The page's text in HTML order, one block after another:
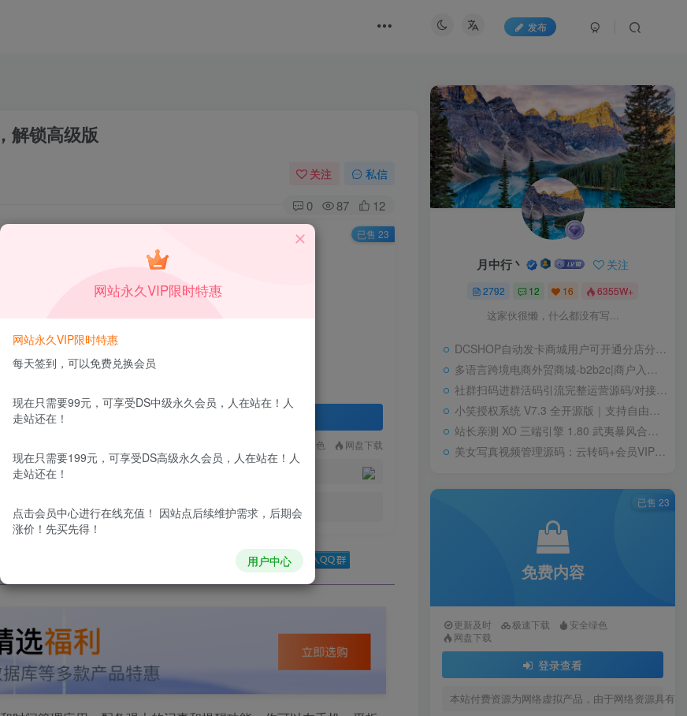
发布
解锁高级版
关注 私信
0 87 12
单 v7.0.0.1 轻便高效的任务管理软件，解锁高级版
为免费资源，请登录后查看
限时特惠
￥ 99
安全绿色 网盘下载
售不予退款，购买如有疑问请及时联系站长QQ：
。如有侵权、不妥之处，请第一时间联系我们删除！
已售 23
有侵权、不妥之处，请第一时间联系我们删除！ Q群：
月中行丶 关注
2792 12 16 6355W+
这家伙很懒，什么都没有写...
DCSHOP自动发卡商城用户可开通分店分销，支持实物发货，自带博客功能
多语言跨境电商外贸商城-b2b2c|商户入驻|随机物流|信用分|平台代发
社群扫码进群活码引流完整运营源码/对接免签约支付接口/推广正常绑定下级
小笑授权系统 V7.3 全开源版｜支持自由二次开发
站长亲测 XO 三端引擎 1.80 武夷暴风合击复古传奇手游服务端 魔神领域盘古圣地降魔天堂
美女写真视频管理源码：云转码+会员VIP系统，一键采集+代理系统全支持
免费内容
更新及时 极速下载
安全绿色
网盘下载
登录查看
本站付费资源为网络虚拟产品，由于网络资源具有
已售 23
网站永久VIP限时特惠
网站永久VIP限时特惠
每天签到，可以免费兑换会员
现在只需要99元，可享受DS中级永久会员，人在站在！人
走站还在！
现在只需要199元，可享受DS高级永久会员，人在站在！人
走站还在！
点击会员中心进行在线充值！ 因站点后续维护需求，后期会
涨价！先买先得！
用户中心